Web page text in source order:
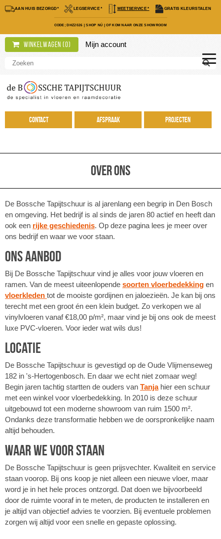
AAN HUIS BEZORGD* LEGSERVICE * MEETSERVICE * GRATIS KLEURSTALEN
CODE; DHZ2026 |SHOP NÚ |OF KOM NAAR ONZE SHOWROOM
Winkelwagen (0) Mijn account
Contact Afspraak Projecten
Over ons
De Bossche Tapijtschuur is al jarenlang een begrip in Den Bosch
en omgeving. Het bedrijf is al sinds de jaren 80 actief en heeft dan
ook een rijke geschiedenis. Op deze pagina lees je meer over
ons bedrijf en waar we voor staan.
Ons aanbod
Bij De Bossche Tapijtschuur vind je alles voor jouw vloeren en
ramen. Van de meest uiteenlopende soorten vloerbedekking en
vloerkleden tot de mooiste gordijnen en jaloezieën. Je kan bij ons
terecht met een groot én een klein budget. Zo verkopen we al
vinylvloeren vanaf €18,00 p/m², maar vind je bij ons ook de meest
luxe PVC-vloeren. Voor ieder wat wils dus!
Locatie
De Bossche Tapijtschuur is gevestigd op de Oude Vlijmenseweg
182 in 's-Hertogenbosch. En daar we echt niet zomaar weg!
Begin jaren tachtig startten de ouders van Tanjahier een schuur
met een winkel voor vloerbedekking. In 2010 is deze schuur
uitgebouwd tot een moderne showroom van ruim 1500 m².
Ondanks deze transformatie hebben we de oorspronkelijke naam
altijd behouden.
Waar we voor staan
De Bossche Tapijtschuur is geen prijsvechter. Kwaliteit en service
staan voorop. Bij ons koop je niet alleen een nieuwe vloer, maar
word je in het hele proces ontzorgd. Dat doen we bijvoorbeeld
door de ruimte vooraf in te meten, de producten te installeren en
je altijd van objectief advies te voorzien. Bij eventuele problemen
zorgen wij altijd voor een snelle en gepaste oplossing.